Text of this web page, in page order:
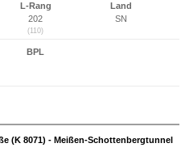
L-Rang
202
(110)
Land
SN
BPL
(K 8071) - Meißen-Schottenbergtunnel